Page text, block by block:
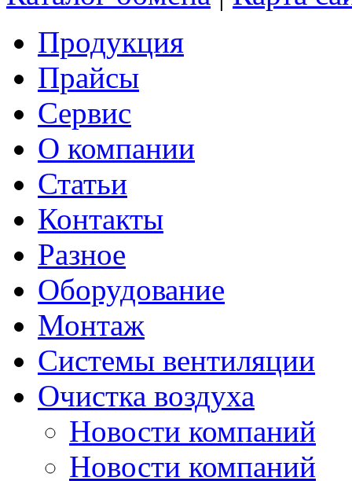
Продукция
Прайсы
Сервис
О компании
Статьи
Контакты
Разное
Оборудование
Монтаж
Системы вентиляции
Очистка воздуха
Новости компаний
Новости компаний